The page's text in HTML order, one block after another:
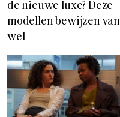
de nieuwe luxe? Deze
modellen bewijzen van
wel